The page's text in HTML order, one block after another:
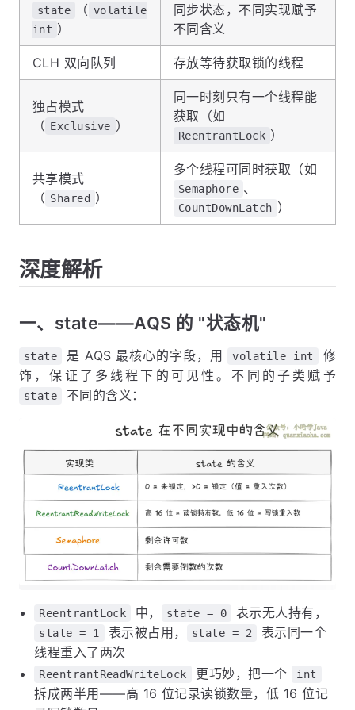
state （ volatile
int ）
同步状态，不同实现赋予
不同含义
CLH 双向队列 存放等待获取锁的线程
独占模式
（ Exclusive ）
同一时刻只有一个线程能
获取（如
ReentrantLock ）
共享模式
（ Shared ）
多个线程可同时获取（如
Semaphore 、
CountDownLatch ）
深度解析
一、state——AQS 的 "状态机"
state 是 AQS 最核心的字段，用 volatile int
修
饰，保证了多线程下的可见性。不同的子类赋予
state 不同的含义：
ReentrantLock 中， state = 0 表示无人持有，
state = 1 表示被占用， state = 2
表示同一个
线程重入了两次
ReentrantReadWriteLock 更巧妙，把一个 int
拆成两半用——高 16 位记录读锁数量，低 16 位记